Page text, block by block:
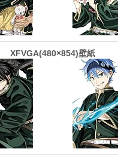
XFVGA(480×854)壁紙